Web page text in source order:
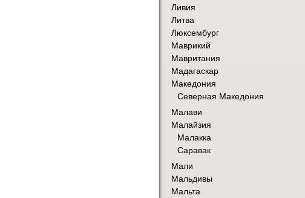
Ливия
Литва
Люксембург
Маврикий
Мавритания
Мадагаскар
Македония
Северная Македония
Малави
Малайзия
Малакка
Саравак
Мали
Мальдивы
Мальта